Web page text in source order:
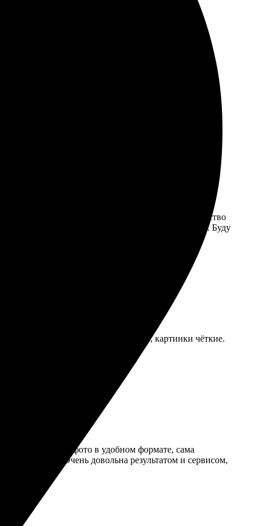
на вопросы. Результат превзошёл ожидания.
рад результату. Обязательно вернусь снова.
можно выбирать темы. Очень радует качество
всем, кто хочет сохранить воспоминания. Буду
печати просто супер: цвета яркие, картинки чёткие.
Загрузила фото в удобном формате, сама
и яркая. Очень довольна результатом и сервисом,